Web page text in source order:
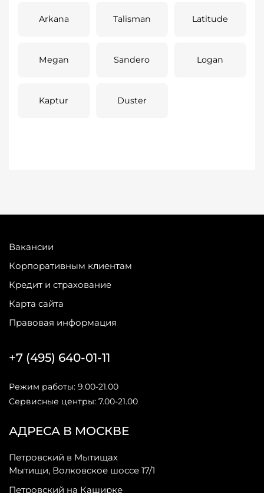
Arkana Talisman Latitude
Megan Sandero Logan
Kaptur Duster
Вакансии
Корпоративным клиентам
Кредит и страхование
Карта сайта
Правовая информация
АДРЕСА В МОСКВЕ
Петровский в Мытищах
Мытищи, Волковское шоссе 17/1
Петровский на Каширке
+7 (495) 640-01-11
Режим работы: 9.00-21.00
Сервисные центры: 7.00-21.00